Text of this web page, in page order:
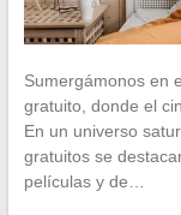
Sumergámonos en
gratuito, donde el
En un universo
gratuitos se
películas y de…